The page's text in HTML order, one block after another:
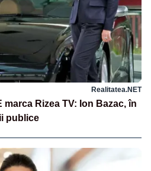
Realitatea.NET
marca Rizea TV: Ion Bazac, în
publice